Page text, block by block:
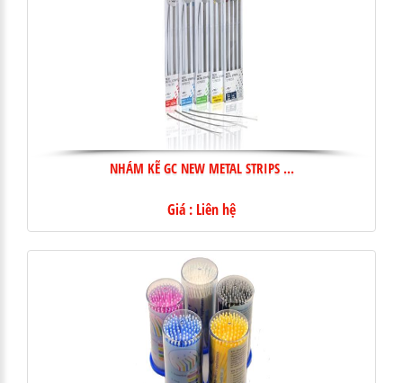
NHÁM KẼ GC NEW METAL STRIPS ...
Giá : Liên hệ